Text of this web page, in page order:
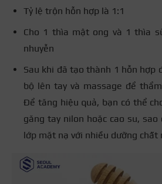
Tỷ lệ trộn hỗn hợp là 1:1
Cho 1 thìa mật ong và 1 thìa
nhuyễn
Sau khi đã tạo thành 1 hỗn hợp
bộ lên tay và massage để
Để tăng hiệu quả, bạn có thể
găng tay nilon hoặc cao su,
lớp mặt nạ với nhiều dưỡng chất